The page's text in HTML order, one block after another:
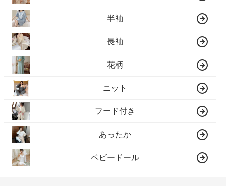
半袖
長袖
花柄
ニット
フード付き
あったか
ベビードール